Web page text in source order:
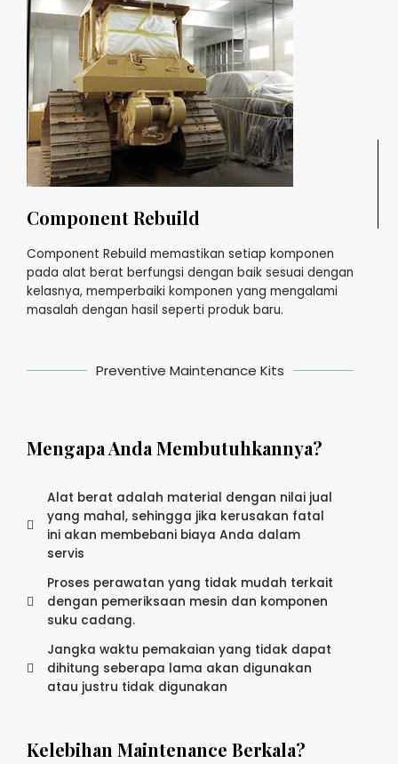
Component Rebuild
Component Rebuild memastikan setiap komponen
pada alat berat berfungsi dengan baik sesuai dengan
kelasnya, memperbaiki komponen yang mengalami
masalah dengan hasil seperti produk baru.
Preventive Maintenance Kits
Mengapa Anda Membutuhkannya?
Alat berat adalah material dengan nilai jual
yang mahal, sehingga jika kerusakan fatal
ini akan membebani biaya Anda dalam
servis
Proses perawatan yang tidak mudah terkait
dengan pemeriksaan mesin dan komponen
suku cadang.
Jangka waktu pemakaian yang tidak dapat
dihitung seberapa lama akan digunakan
atau justru tidak digunakan
Kelebihan Maintenance Berkala?